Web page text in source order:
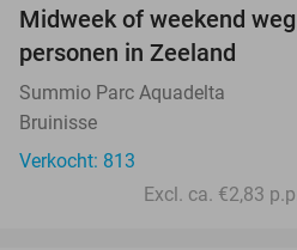
Midweek of weekend
personen in Zeeland
Summio Parc Aquadelta
Bruinisse
Verkocht: 813
Excl. ca. €2,83